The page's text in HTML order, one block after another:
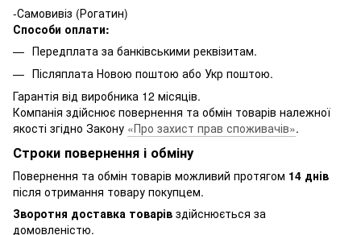
-Самовивіз (Рогатин)
Способи оплати:
Передплата за банківськими реквізитам.
Післяплата Новою поштою або Укр поштою.
Гарантія від виробника 12 місяців.
Компанія здійснює повернення та обмін товарів належної
якості згідно Закону «Про захист прав споживачів».
Строки повернення і обміну
Повернення та обмін товарів можливий протягом 14 днів
після отримання товару покупцем.
Зворотня доставка товарів здійснюється за
домовленістю.